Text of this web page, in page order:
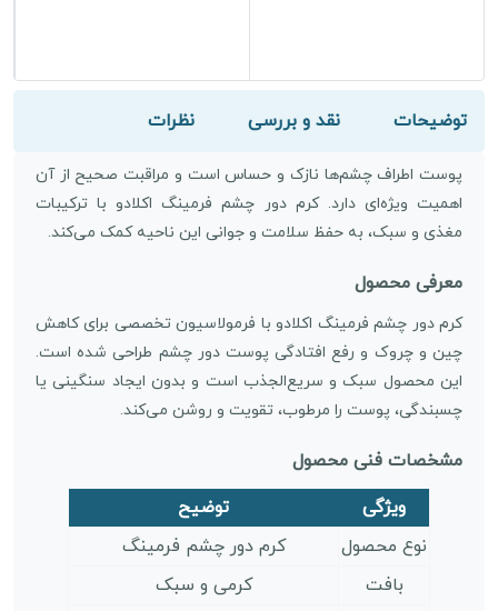
توضیحات نقد و بررسی نظرات
پوست اطراف چشم‌ها نازک و حساس است و مراقبت صحیح از آن
اهمیت ویژه‌ای دارد. کرم دور چشم فرمینگ اکلادو با ترکیبات
مغذی و سبک، به حفظ سلامت و جوانی این ناحیه کمک می‌کند.
معرفی محصول
کرم دور چشم فرمینگ اکلادو با فرمولاسیون تخصصی برای کاهش
چین و چروک و رفع افتادگی پوست دور چشم طراحی شده است.
این محصول سبک و سریع‌الجذب است و بدون ایجاد سنگینی یا
چسبندگی، پوست را مرطوب، تقویت و روشن می‌کند.
مشخصات فنی محصول
ویژگی
توضیح
نوع محصول
کرم دور چشم فرمینگ
بافت
کرمی و سبک